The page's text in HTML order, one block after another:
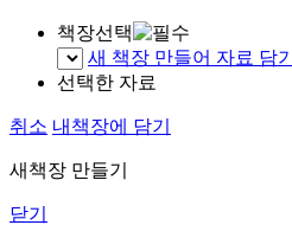
책장선택
새 책장 만들어 자료 담기
선택한 자료
취소 내책장에 담기
새책장 만들기
닫기